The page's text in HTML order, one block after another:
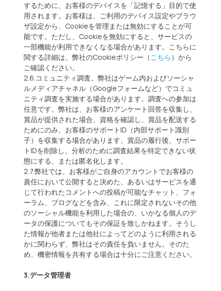
するために、お客様のデバイスを「記憶する」目的で使
用されます。お客様は、ご利用のデバイス設定やブラウ
ザ設定から、Cookieを管理または無効にすることが可
能です。ただし、Cookieを無効にすると、サービスの
一部機能が利用できなくなる場合があります。こちらに
関する詳細は、弊社のCookieポリシー（こちら ）から
ご確認ください。
2.6.コミュニティ調査。弊社はゲーム内およびソーシャ
ルメディアチャネル（Googleフォームなど）でコミュ
ニティ調査を実施する場合があります。調査への参加は
任意です。弊社は、お客様のアンケート回答を収集し、
賞品が提供された場合、資格を確認し、賞品を配送する
ためにのみ、お客様のサポートID（内部サポート識別
子）を収集する場合があります。賞品の履行後、サポー
トIDを削除し、分析のために調査結果を特定できない状
態にする、または匿名化します。
2.7.弊社では、お客様がご自身のアカウントでお客様の
責任において公開すると決めた、あるいはサービスを通
じて行われたコメントへの投稿が可能なチャット、フォ
ーラム、ブログなどを含み、これに限定されないその他
のソーシャル機能を利用した場合の、いかなる個人のデ
ータの保護についてもその保証を致しかねます。そうし
た情報が他者または他社によってどのように利用される
かに関わらず、弊社はその責任を負いません。そのた
め、機密情報を共有する場合は十分にご注意ください。
3.データ管理者